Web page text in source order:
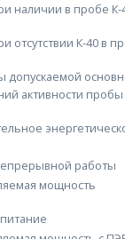
наличии в пробе К-
отсутствии К-40 в
допускаемой
активности пробы
работы
мощность